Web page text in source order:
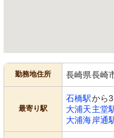
勤務地住所 長崎県長崎
最寄り駅
石橋駅から
大浦天主堂
大浦海岸通